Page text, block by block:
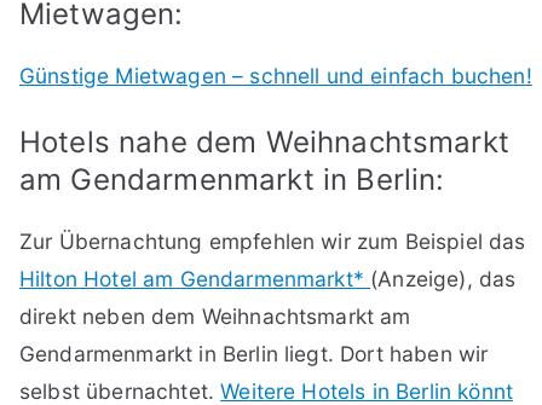
Mietwagen:
Günstige Mietwagen – schnell und einfach buchen!
Hotels nahe dem Weihnachtsmarkt
am Gendarmenmarkt in Berlin:
Zur Übernachtung empfehlen wir zum Beispiel das
Hilton Hotel am Gendarmenmarkt* (Anzeige), das
direkt neben dem Weihnachtsmarkt am
Gendarmenmarkt in Berlin liegt. Dort haben wir
selbst übernachtet.Weitere Hotels in Berlin könnt